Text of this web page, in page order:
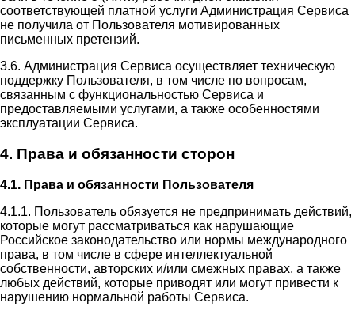
соответствующей платной услуги Администрация Сервиса
не получила от Пользователя мотивированных
письменных претензий.
3.6. Администрация Сервиса осуществляет техническую
поддержку Пользователя, в том числе по вопросам,
связанным с функциональностью Сервиса и
предоставляемыми услугами, а также особенностями
эксплуатации Сервиса.
4. Права и обязанности сторон
4.1. Права и обязанности Пользователя
4.1.1. Пользователь обязуется не предпринимать действий,
которые могут рассматриваться как нарушающие
Российское законодательство или нормы международного
права, в том числе в сфере интеллектуальной
собственности, авторских и/или смежных правах, а также
любых действий, которые приводят или могут привести к
нарушению нормальной работы Сервиса.